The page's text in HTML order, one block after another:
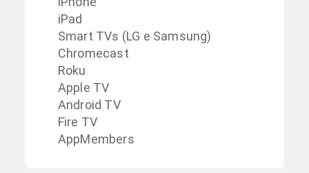
iPad
Smart TVs (LG e Samsung)
Chromecast
Roku
Apple TV
Android TV
Fire TV
AppMembers